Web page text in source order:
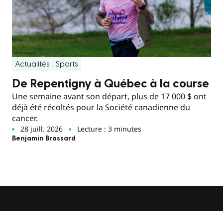
Actualités Sports
De Repentigny à Québec à la course
Une semaine avant son départ, plus de 17 000 $ ont
déjà été récoltés pour la Société canadienne du
cancer.
28 juill. 2026 Lecture : 3 minutes
Benjamin Brassard